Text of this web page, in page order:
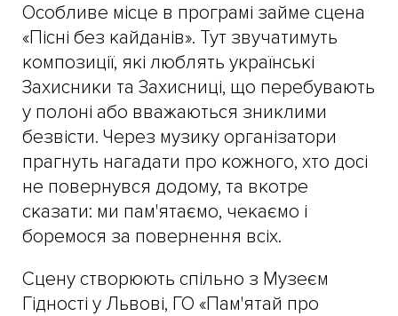
Особливе місце в програмі займе сцена
«Пісні без кайданів». Тут звучатимуть
композиції, які люблять українські
Захисники та Захисниці, що перебувають
у полоні або вважаються зниклими
безвісти. Через музику організатори
прагнуть нагадати про кожного, хто досі
не повернувся додому, та вкотре
сказати: ми пам'ятаємо, чекаємо і
боремося за повернення всіх.
Сцену створюють спільно з Музеєм
Гідності у Львові, ГО «Пам'ятай про